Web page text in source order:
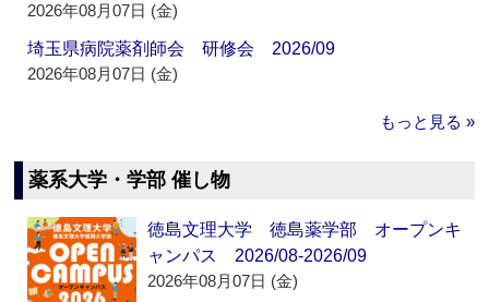
2026年08月07日 (金)
埼玉県病院薬剤師会 研修会 2026/09
2026年08月07日 (金)
もっと見る »
薬系大学・学部 催し物
徳島文理大学 徳島薬学部 オープンキ
ャンパス 2026/08-2026/09
2026年08月07日 (金)